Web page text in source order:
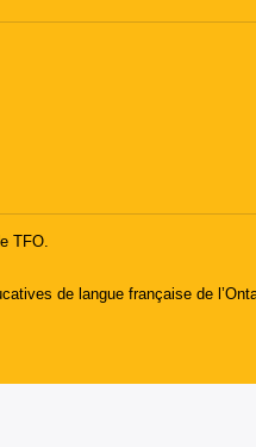
TFO.
de langue française de